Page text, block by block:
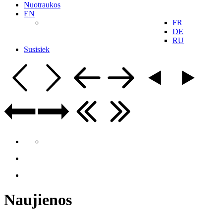
Nuotraukos
EN
FR
DE
RU
Susisiek
Naujienos